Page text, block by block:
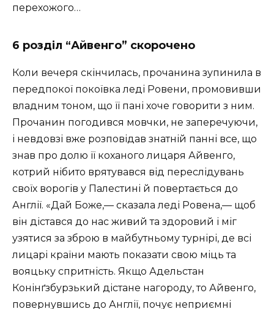
перехожого…
6 розділ “Айвенго” скорочено
Коли вечеря скінчилась, прочанина зупинила в
передпокої покоївка леді Ровени, промовивши
владним тоном, що її пані хоче говорити з ним.
Прочанин погодився мовчки, не заперечуючи,
і невдовзі вже розповідав знатній панні все, що
знав про долю її коханого лицаря Айвенго,
котрий нібито врятувався від переслідувань
своїх ворогів у Палестині й повертається до
Англії. «Дай Боже,— сказала леді Ровена,— щоб
він дістався до нас живий та здоровий і міг
узятися за зброю в майбутньому турнірі, де всі
лицарі країни мають показати свою міць та
вояцьку спритність. Якщо Адельстан
Конінґзбурзький дістане нагороду, то Айвенго,
повернувшись до Англії, почує неприємні